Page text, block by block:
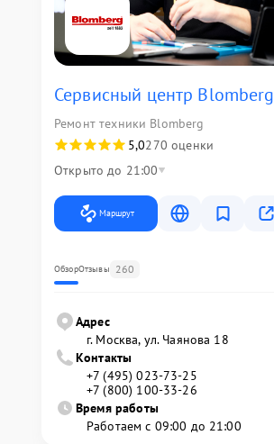
Сервисный центр Blomberg
Ремонт техники Blomberg
5,0270 оценки
Открыто до 21:00
Маршрут
ОбзорОтзывы 260
Адрес
г. Москва, ул. Чаянова 18
Контакты
+7 (495) 023-73-25
+7 (800) 100-33-26
Время работы
Работаем с 09:00 до 21:00